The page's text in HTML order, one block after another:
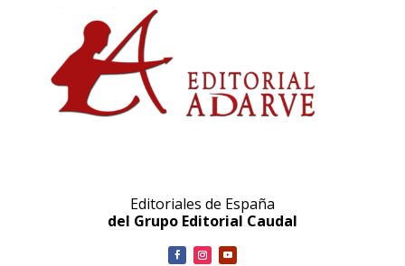
Editoriales de España
del Grupo Editorial Caudal